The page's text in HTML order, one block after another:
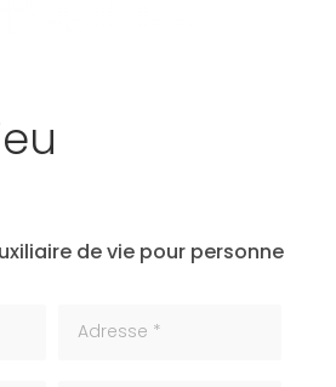
de vie pour personne